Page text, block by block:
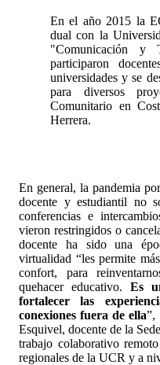
En el año 2015 la
dual con la
"Comunicación
participaron
universidades y se
para diversos
Comunitario en
Herrera.
En general, la pandemia
docente y estudiantil no
conferencias e
vieron restringidos o
docente ha sido una
virtualidad “les permite
confort, para
quehacer educativo. Es
fortalecer las
conexiones fuera de ella”,
Esquivel, docente de la
trabajo colaborativo
regionales de la UCR y a